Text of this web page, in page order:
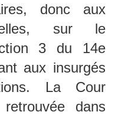
donc aux
sur le
3 du 14e
aux insurgés
La Cour
dans